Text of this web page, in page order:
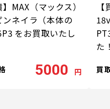
】MAX（マックス）
ンネイラ（本体の
をお買取いたし
5000 円
た！
買